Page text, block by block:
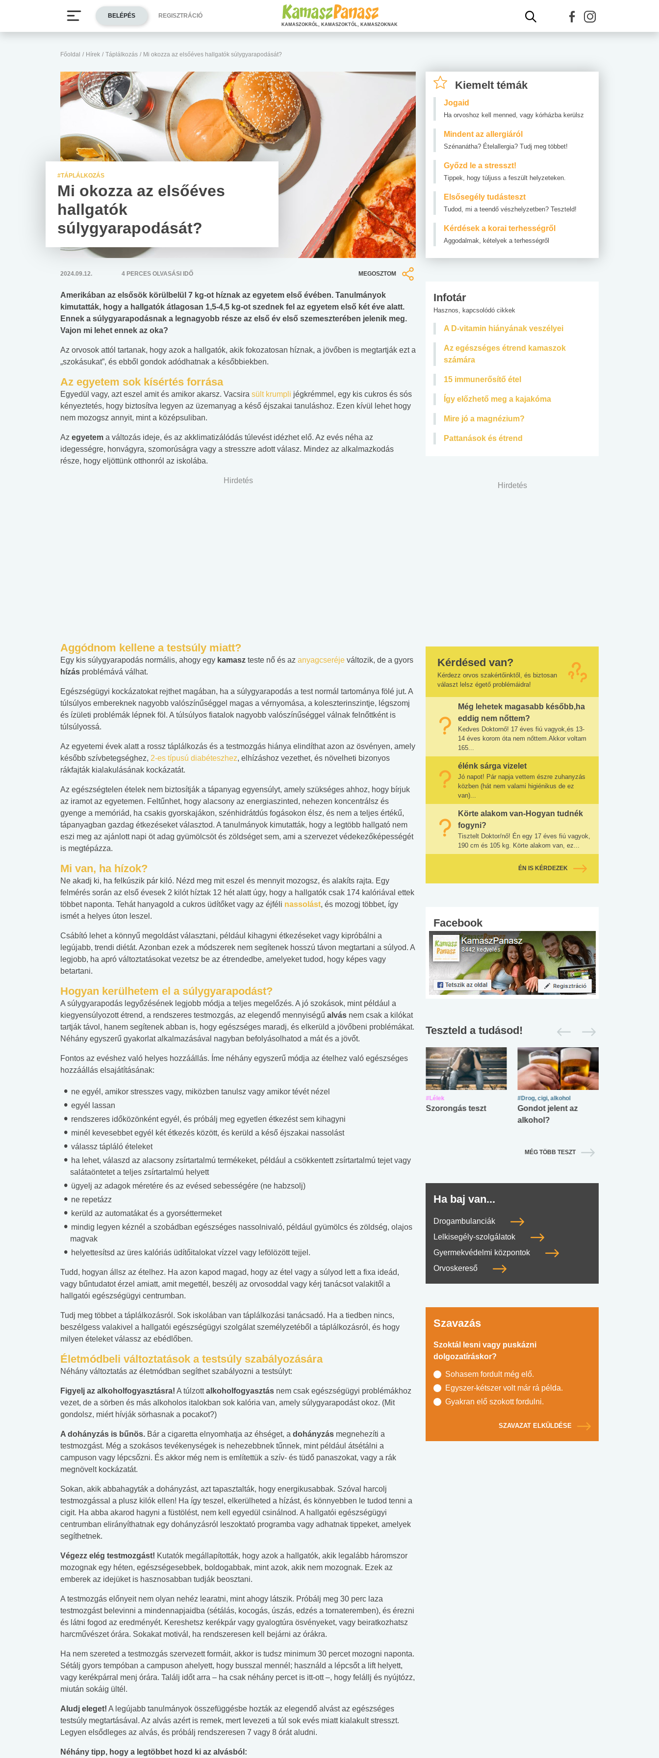
Főoldal / Hírek / Táplálkozás / Mi okozza az elsőéves hallgatók súlygyarapodását?
#TÁPLÁLKOZÁS
Mi okozza az elsőéves
hallgatók
súlygyarapodását?
2024.09.12. 4 PERCES OLVASÁSI IDŐ MEGOSZTOM
Amerikában az elsősök körülbelül 7 kg-ot híznak az egyetem első évében. Tanulmányok
kimutatták, hogy a hallgatók átlagosan 1,5-4,5 kg-ot szednek fel az egyetem első két éve alatt.
Ennek a súlygyarapodásnak a legnagyobb része az első év első szemeszterében jelenik meg.
Vajon mi lehet ennek az oka?
Az orvosok attól tartanak, hogy azok a hallgatók, akik fokozatosan híznak, a jövőben is megtartják ezt a
„szokásukat”, és ebből gondok adódhatnak a későbbiekben.
Az egyetem sok kísértés forrása
Egyedül vagy, azt eszel amit és amikor akarsz. Vacsira sült krumpli jégkrémmel, egy kis cukros és sós
kényeztetés, hogy biztosítva legyen az üzemanyag a késő éjszakai tanuláshoz. Ezen kívül lehet hogy
nem mozogsz annyit, mint a középsuliban.
Az egyetem a változás ideje, és az akklimatizálódás túlevést idézhet elő. Az evés néha az
idegességre, honvágyra, szomorúságra vagy a stresszre adott válasz. Mindez az alkalmazkodás
része, hogy eljöttünk otthonról az iskolába.
Hirdetés
Aggódnom kellene a testsúly miatt?
Egy kis súlygyarapodás normális, ahogy egy kamasz teste nő és az anyagcseréje változik, de a gyors
hízás problémává válhat.
Egészségügyi kockázatokat rejthet magában, ha a súlygyarapodás a test normál tartománya fölé jut. A
túlsúlyos embereknek nagyobb valószínűséggel magas a vérnyomása, a koleszterinszintje, légszomj
és ízületi problémák lépnek föl. A túlsúlyos fiatalok nagyobb valószínűséggel válnak felnőttként is
túlsúlyossá.
Az egyetemi évek alatt a rossz táplálkozás és a testmozgás hiánya elindíthat azon az ösvényen, amely
később szívbetegséghez, 2-es típusú diabéteszhez, elhízáshoz vezethet, és növelheti bizonyos
rákfajták kialakulásának kockázatát.
Az egészségtelen ételek nem biztosítják a tápanyag egyensúlyt, amely szükséges ahhoz, hogy bírjuk
az iramot az egyetemen. Feltűnhet, hogy alacsony az energiaszinted, nehezen koncentrálsz és
gyenge a memóriád, ha csakis gyorskajákon, szénhidrátdús fogásokon élsz, és nem a teljes értékű,
tápanyagban gazdag étkezéseket választod. A tanulmányok kimutatták, hogy a legtöbb hallgató nem
eszi meg az ajánlott napi öt adag gyümölcsöt és zöldséget sem, ami a szervezet védekezőképességét
is megtépázza.
Mi van, ha hízok?
Ne akadj ki, ha felkúszik pár kiló. Nézd meg mit eszel és mennyit mozogsz, és alakíts rajta. Egy
felmérés során az első évesek 2 kilót híztak 12 hét alatt úgy, hogy a hallgatók csak 174 kalóriával ettek
többet naponta. Tehát hanyagold a cukros üdítőket vagy az éjféli nassolást, és mozogj többet, így
ismét a helyes úton leszel.
Csábító lehet a könnyű megoldást választani, például kihagyni étkezéseket vagy kipróbálni a
legújabb, trendi diétát. Azonban ezek a módszerek nem segítenek hosszú távon megtartani a súlyod. A
legjobb, ha apró változtatásokat vezetsz be az étrendedbe, amelyeket tudod, hogy képes vagy
betartani.
Hogyan kerülhetem el a súlygyarapodást?
A súlygyarapodás legyőzésének legjobb módja a teljes megelőzés. A jó szokások, mint például a
kiegyensúlyozott étrend, a rendszeres testmozgás, az elegendő mennyiségű alvás nem csak a kilókat
tartják távol, hanem segítenek abban is, hogy egészséges maradj, és elkerüld a jövőbeni problémákat.
Néhány egyszerű gyakorlat alkalmazásával nagyban befolyásolhatod a mát és a jövőt.
Fontos az evéshez való helyes hozzáállás. Íme néhány egyszerű módja az ételhez való egészséges
hozzáállás elsajátításának:
ne egyél, amikor stresszes vagy, miközben tanulsz vagy amikor tévét nézel
egyél lassan
rendszeres időközönként egyél, és próbálj meg egyetlen étkezést sem kihagyni
minél kevesebbet egyél két étkezés között, és kerüld a késő éjszakai nassolást
válassz tápláló ételeket
ha lehet, válaszd az alacsony zsírtartalmú termékeket, például a csökkentett zsírtartalmú tejet vagy
salátaöntetet a teljes zsírtartalmú helyett
ügyelj az adagok méretére és az evésed sebességére (ne habzsolj)
ne repetázz
kerüld az automatákat és a gyorséttermeket
mindig legyen kéznél a szobádban egészséges nassolnivaló, például gyümölcs és zöldség, olajos
magvak
helyettesítsd az üres kalóriás üdítőitalokat vízzel vagy lefölözött tejjel.
Tudd, hogyan állsz az ételhez. Ha azon kapod magad, hogy az étel vagy a súlyod lett a fixa ideád,
vagy bűntudatot érzel amiatt, amit megettél, beszélj az orvosoddal vagy kérj tanácsot valakitől a
hallgatói egészségügyi centrumban.
Tudj meg többet a táplálkozásról. Sok iskolában van táplálkozási tanácsadó. Ha a tiedben nincs,
beszélgess valakivel a hallgatói egészségügyi szolgálat személyzetéből a táplálkozásról, és hogy
milyen ételeket válassz az ebédlőben.
Életmódbeli változtatások a testsúly szabályozására
Néhány változtatás az életmódban segíthet szabályozni a testsúlyt:
Figyelj az alkoholfogyasztásra! A túlzottalkoholfogyasztás nem csak egészségügyi problémákhoz
vezet, de a sörben és más alkoholos italokban sok kalória van, amely súlygyarapodást okoz. (Mit
gondolsz, miért hívják sörhasnak a pocakot?)
A dohányzás is bűnös. Bár a cigaretta elnyomhatja az éhséget, a dohányzás megnehezíti a
testmozgást. Még a szokásos tevékenységek is nehezebbnek tűnnek, mint például átsétálni a
campuson vagy lépcsőzni. És akkor még nem is említettük a szív- és tüdő panaszokat, vagy a rák
megnövelt kockázatát.
Sokan, akik abbahagyták a dohányzást, azt tapasztalták, hogy energikusabbak. Szóval harcolj
testmozgással a plusz kilók ellen! Ha így teszel, elkerülheted a hízást, és könnyebben le tudod tenni a
cigit. Ha abba akarod hagyni a füstölést, nem kell egyedül csinálnod. A hallgatói egészségügyi
centrumban elirányíthatnak egy dohányzásról leszoktató programba vagy adhatnak tippeket, amelyek
segíthetnek.
Végezz elég testmozgást! Kutatók megállapították, hogy azok a hallgatók, akik legalább háromszor
mozognak egy héten, egészségesebbek, boldogabbak, mint azok, akik nem mozognak. Ezek az
emberek az idejüket is hasznosabban tudják beosztani.
A testmozgás előnyeit nem olyan nehéz learatni, mint ahogy látszik. Próbálj meg 30 perc laza
testmozgást belevinni a mindennapjaidba (sétálás, kocogás, úszás, edzés a tornateremben), és érezni
és látni fogod az eredményét. Kereshetsz kerékpár vagy gyalogtúra ösvényeket, vagy beiratkozhatsz
harcművészet órára. Sokakat motivál, ha rendszeresen kell bejárni az órákra.
Ha nem szereted a testmozgás szervezett formáit, akkor is tudsz minimum 30 percet mozogni naponta.
Sétálj gyors tempóban a campuson ahelyett, hogy busszal mennél; használd a lépcsőt a lift helyett,
vagy kerékpárral menj órára. Találj időt arra – ha csak néhány percet is itt-ott –, hogy felállj és nyújtózz,
miután sokáig ültél.
Aludj eleget! A legújabb tanulmányok összefüggésbe hozták az elegendő alvást az egészséges
testsúly megtartásával. Az alvás azért is remek, mert levezeti a túl sok evés miatt kialakult stresszt.
Legyen elsődleges az alvás, és próbálj rendszeresen 7 vagy 8 órát aludni.
Néhány tipp, hogy a legtöbbet hozd ki az alvásból:
Kiemelt témák
Jogaid
Ha orvoshoz kell menned, vagy kórházba kerülsz
Mindent az allergiáról
Szénanátha? Ételallergia? Tudj meg többet!
Győzd le a stresszt!
Tippek, hogy túljuss a feszült helyzeteken.
Elsősegély tudásteszt
Tudod, mi a teendő vészhelyzetben? Teszteld!
Kérdések a korai terhességről
Aggodalmak, kételyek a terhességről
Infotár
Hasznos, kapcsolódó cikkek
A D-vitamin hiányának veszélyei
Az egészséges étrend kamaszok
számára
15 immunerősítő étel
Így előzhető meg a kajakóma
Mire jó a magnézium?
Pattanások és étrend
Hirdetés
Kérdésed van?
Kérdezz orvos szakértőinktől, és biztosan
választ lelsz égető problémáidra!
Még lehetek magasabb később,ha
eddig nem nőttem?
Kedves Doktornő! 17 éves fiú vagyok,és 13-
14 éves korom óta nem nőttem.Akkor voltam
165...
élénk sárga vizelet
Jó napot! Pár napja vettem észre zuhanyzás
közben (hát nem valami higiénikus de ez
van)...
Körte alakom van-Hogyan tudnék
fogyni?
Tisztelt Doktor/nő! Én egy 17 éves fiú vagyok,
190 cm és 105 kg. Körte alakom van, ez...
ÉN IS KÉRDEZEK
Facebook
Teszteld a tudásod!
Mekkora az ökológiai
lábnyomod?
tudásteszt
nyelvvizsga teszt -
No.42
teszt
#Lélek
Szorongás teszt
#Drog, cigi, alkohol
Gondot jelent az
alkohol?
MÉG TÖBB TESZT
Ha baj van...
Drogambulanciák
Lelkisegély-szolgálatok
Gyermekvédelmi központok
Orvoskereső
Szavazás
Szoktál lesni vagy puskázni
dolgozatíráskor?
Sohasem fordult még elő.
Egyszer-kétszer volt már rá példa.
Gyakran elő szokott fordulni.
SZAVAZAT ELKÜLDÉSE
BELÉPÉS REGISZTRÁCIÓ
KAMASZOKRÓL, KAMASZOKTÓL, KAMASZOKNAK